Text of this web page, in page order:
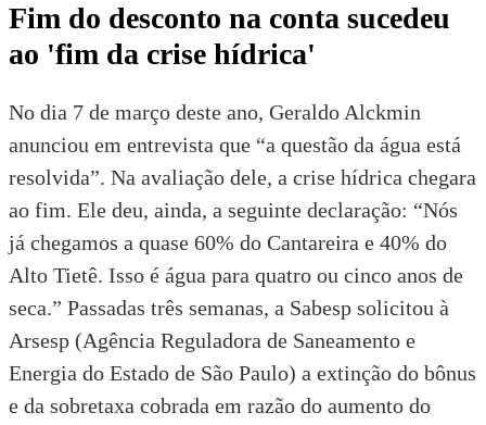
Fim do desconto na conta sucedeu
ao 'fim da crise hídrica'
No dia 7 de março deste ano, Geraldo Alckmin
anunciou em entrevista que “a questão da água está
resolvida”. Na avaliação dele, a crise hídrica chegara
ao fim. Ele deu, ainda, a seguinte declaração: “Nós
já chegamos a quase 60% do Cantareira e 40% do
Alto Tietê. Isso é água para quatro ou cinco anos de
seca.” Passadas três semanas, a Sabesp solicitou à
Arsesp (Agência Reguladora de Saneamento e
Energia do Estado de São Paulo) a extinção do bônus
e da sobretaxa cobrada em razão do aumento do